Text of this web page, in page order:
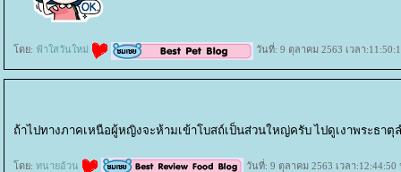
ดย: ฟ้าใสวันใหม่ วันที่: 9 ตุลาคม 2563 เวลา
ถ้าไปทางภาคเหนือผู้หญิงจะห้ามเข้าโบสถ์เป็นส่วนใหญ่ครับ ไปดูเงาพระธา
ดย: ทนายอ้วน วันที่: 9 ตุลาคม 2563 เวลา:12:44:50